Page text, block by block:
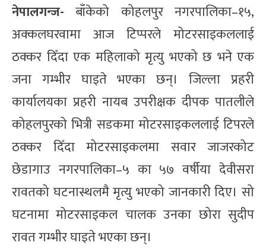
नेपालगन्ज- बाँकेको कोहलपुर नगरपालिका–१५,
अक्कलघरवामा आज टिप्परले मोटरसाइकललाई
ठक्कर दिँदा एक महिलाको मृत्यु भएको छ भने एक
जना गम्भीर घाइते भएका छन्। जिल्ला प्रहरी
कार्यालयका प्रहरी नायब उपरीक्षक दीपक पातलीले
कोहलपुरको भित्री सडकमा मोटरसाइकललाई टिपरले
ठक्कर दिँदा मोटरसाइकलमा सवार जाजरकोट
छेडागाउ नगरपालिका–५ का ५७ वर्षीया देवीसरा
रावतको घटनास्थलमै मृत्यु भएको जानकारी दिए। सो
घटनामा मोटरसाइकल चालक उनका छोरा सुदीप
रावत गम्भीर घाइते भएका छन्।